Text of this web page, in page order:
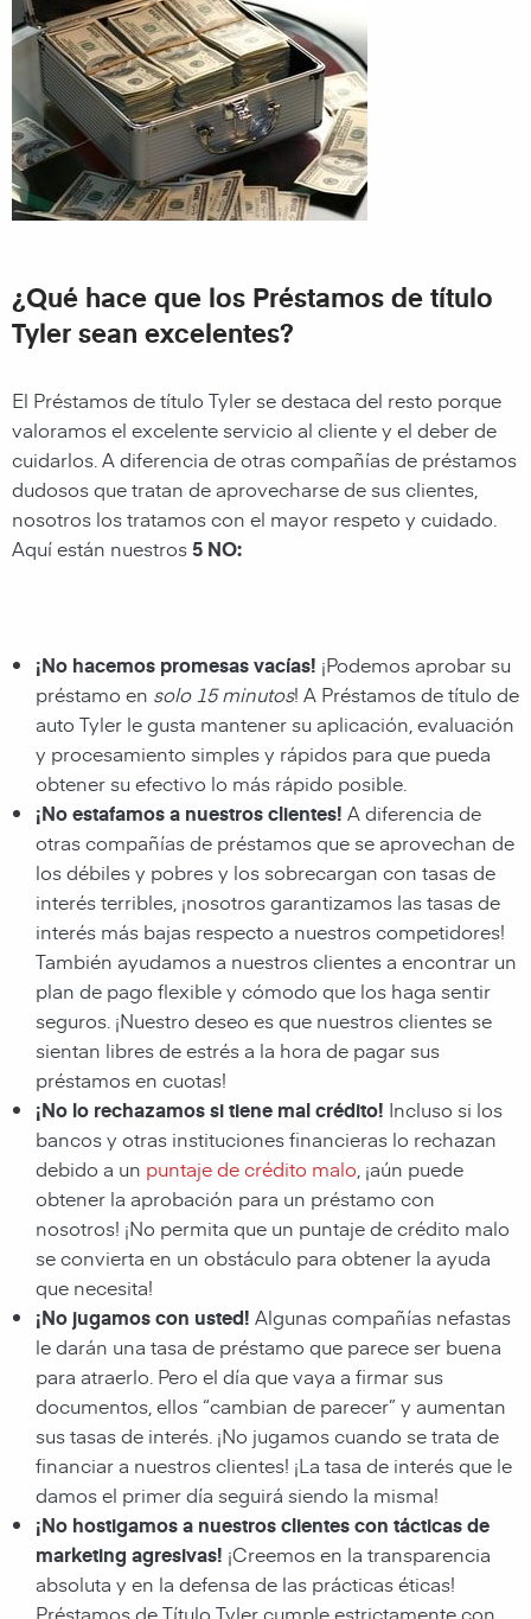
¿Qué hace que los Préstamos de título
Tyler sean excelentes?
El Préstamos de título Tylerse destaca del resto porque
valoramos el excelente servicio al cliente y el deber de
cuidarlos. A diferencia de otras compañías de préstamos
dudosos que tratan de aprovecharse de sus clientes,
nosotros los tratamos con el mayor respeto y cuidado.
Aquí están nuestros5 NO:
¡No hacemos promesas vacías! ¡Podemos aprobar su
préstamo en solo 15 minutos! A Préstamos de título de
auto Tyler le gusta mantener su aplicación, evaluación
y procesamiento simples y rápidos para que pueda
obtener su efectivo lo más rápido posible.
¡No estafamos a nuestros clientes! A diferencia de
otras compañías de préstamos que se aprovechan de
los débiles y pobres y los sobrecargan con tasas de
interés terribles, ¡nosotros garantizamos las tasas de
interés más bajas respecto a nuestros competidores!
También ayudamos a nuestros clientes a encontrar un
plan de pago flexible y cómodo que los haga sentir
seguros. ¡Nuestro deseo es que nuestros clientes se
sientan libres de estrés a la hora de pagar sus
préstamos en cuotas!
¡No lo rechazamos si tiene mal crédito! Incluso si los
bancos y otras instituciones financieras lo rechazan
debido a un puntaje de crédito malo , ¡aún puede
obtener la aprobación para un préstamo con
nosotros! ¡No permita que un puntaje de crédito malo
se convierta en un obstáculo para obtener la ayuda
que necesita!
¡No jugamos con usted! Algunas compañías nefastas
le darán una tasa de préstamo que parece ser buena
para atraerlo. Pero el día que vaya a firmar sus
documentos, ellos “cambian de parecer” y aumentan
sus tasas de interés. ¡No jugamos cuando se trata de
financiar a nuestros clientes! ¡La tasa de interés que le
damos el primer día seguirá siendo la misma!
¡No hostigamos a nuestros clientes con tácticas de
marketing agresivas! ¡Creemos en la transparencia
absoluta y en la defensa de las prácticas éticas!
Préstamos de Título Tyler cumple estrictamente con